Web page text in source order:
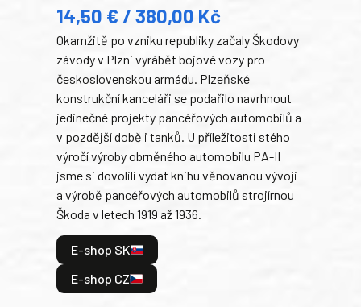
14,50 € / 380,00 Kč
Okamžitě po vzniku republiky začaly Škodovy
závody v Plzni vyrábět bojové vozy pro
československou armádu. Plzeňské
konstrukční kanceláři se podařilo navrhnout
jedinečné projekty pancéřových automobilů a
v pozdější době i tanků. U příležitosti stého
výročí výroby obrněného automobilu PA-II
jsme si dovolili vydat knihu věnovanou vývoji
a výrobě pancéřových automobilů strojírnou
Škoda v letech 1919 až 1936.
E-shop SK
E-shop CZ